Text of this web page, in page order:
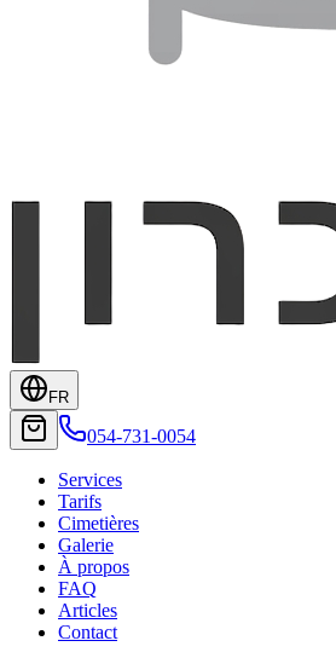
FR
054-731-0054
Services
Tarifs
Cimetières
Galerie
À propos
FAQ
Articles
Contact